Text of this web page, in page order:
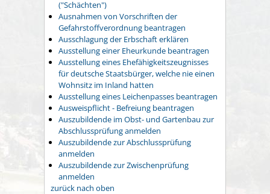
("Schächten")
Ausnahmen von Vorschriften der
Gefahrstoffverordnung beantragen
Ausschlagung der Erbschaft erklären
Ausstellung einer Eheurkunde beantragen
Ausstellung eines Ehefähigkeitszeugnisses
für deutsche Staatsbürger, welche nie einen
Wohnsitz im Inland hatten
Ausstellung eines Leichenpasses beantragen
Ausweispflicht - Befreiung beantragen
Auszubildende im Obst- und Gartenbau zur
Abschlussprüfung anmelden
Auszubildende zur Abschlussprüfung
anmelden
Auszubildende zur Zwischenprüfung
anmelden
zurück nach oben